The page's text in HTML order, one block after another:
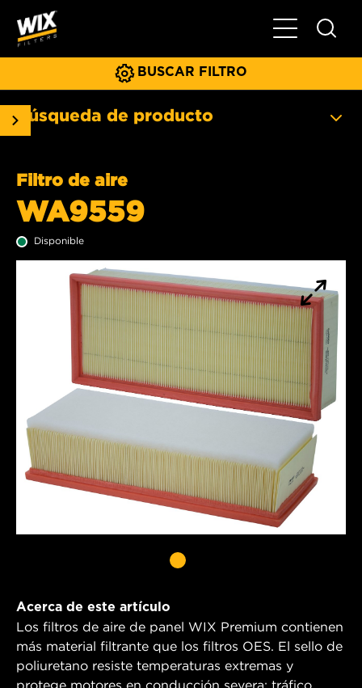
Menú
BUSCAR FILTRO
Búsqueda de producto
Filtro de aire
WA9559
Disponible
Acerca de este artículo
Los filtros de aire de panel WIX Premium contienen
más material filtrante que los filtros OES. El sello de
poliuretano resiste temperaturas extremas y
protege motores en conducción severa: tráfico,